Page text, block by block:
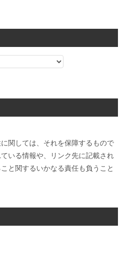
関しては、それを保障するもので
いる情報や、リンク先に記載され
と関するいかなる責任も負うこと